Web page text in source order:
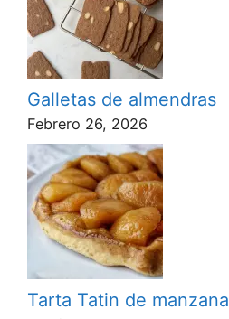
Galletas de almendras
Febrero 26, 2026
Tarta Tatin de manzana